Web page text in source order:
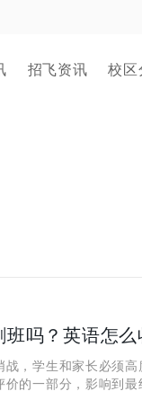
招飞资讯 校区
吗？英语怎么
，学生和家长必须
的一部分，影响到最